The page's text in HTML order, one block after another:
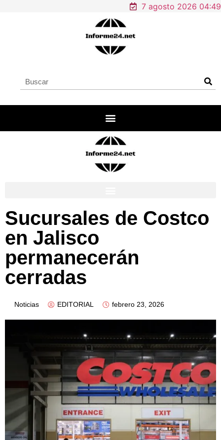
7 agosto 2026 04:49
Sucursales de Costco
en Jalisco
permanecerán
cerradas
Noticias EDITORIAL febrero 23, 2026